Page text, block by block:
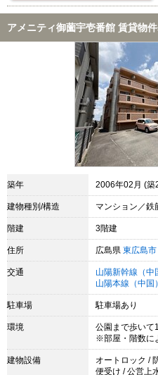
アメニティ御薗宇壱番館 賃貸物
築年 2006年02月 (築
建物種別/構造 マンション／鉄
階建 3階建
住所 広島県 東広島市
交通 山陽新幹線（中
山陽本線（中国）
駐車場 駐車場あり
環境
公園まで歩いて
※部屋・階数に
建物設備
オートロック /
便受け / 公営上